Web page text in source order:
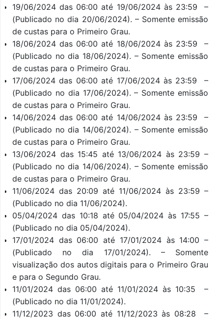
19/06/2024 das 06:00 até 19/06/2024 às 23:59 –
(Publicado no dia 20/06/2024). – Somente emissão
de custas para o Primeiro Grau.
18/06/2024 das 06:00 até 18/06/2024 às 23:59 –
(Publicado no dia 18/06/2024). – Somente emissão
de custas para o Primeiro Grau.
17/06/2024 das 06:00 até 17/06/2024 às 23:59 –
(Publicado no dia 17/06/2024). – Somente emissão
de custas para o Primeiro Grau.
14/06/2024 das 06:00 até 14/06/2024 às 23:59 –
(Publicado no dia 14/06/2024). – Somente emissão
de custas para o Primeiro Grau.
13/06/2024 das 15:45 até 13/06/2024 às 23:59 –
(Publicado no dia 14/06/2024). – Somente emissão
de custas para o Primeiro Grau.
11/06/2024 das 20:09 até 11/06/2024 às 23:59 –
(Publicado no dia 11/06/2024).
05/04/2024 das 10:18 até 05/04/2024 às 17:55 –
(Publicado no dia 05/04/2024).
17/01/2024 das 06:00 até 17/01/2024 às 14:00 –
(Publicado no dia 17/01/2024). – Somente
visualização dos autos digitais para o Primeiro Grau
e para o Segundo Grau.
11/01/2024 das 06:00 até 11/01/2024 às 10:35 –
(Publicado no dia 11/01/2024).
11/12/2023 das 06:00 até 11/12/2023 às 08:28 –